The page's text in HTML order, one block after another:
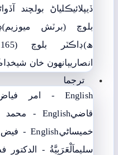
ڏيپلائيڪلياڻ بولچند
بلوچ (برٽش ميوزيم)
ھ)ڊاڪٽر بلوچ (1165-1207 ھ)
انصاريٻانهون خان شيخ
ترجما
English - امر فياض ٻُرڙو
قاضيEnglish - محمد يعقوب آغا
خميساڻيEnglish - فيض محمد کوسو
سليماَلْعَرَبِيَّةُ -